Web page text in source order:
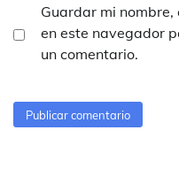
Guardar mi
en este navegador
un comentario.